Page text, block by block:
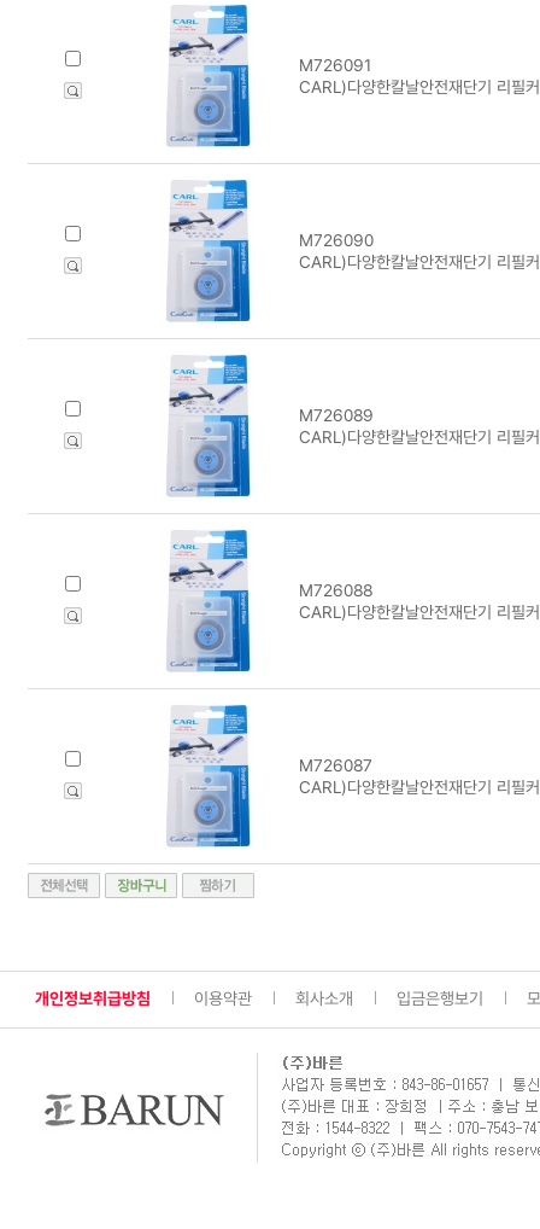
M726091
CARL)다양한칼날안전재단기 리필
M726090
CARL)다양한칼날안전재단기 리필
M726089
CARL)다양한칼날안전재단기 리필
M726088
CARL)다양한칼날안전재단기 리필
M726087
CARL)다양한칼날안전재단기 리필
개인정보취급방침 이용약관 회사소개 입금은행보기